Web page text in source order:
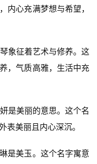
内心充满梦想与希望，
象征着艺术与修养。这
，气质高雅，生活中充
是美丽的意思。这个名
表美丽且内心深沉。
是美玉。这个名字寓意